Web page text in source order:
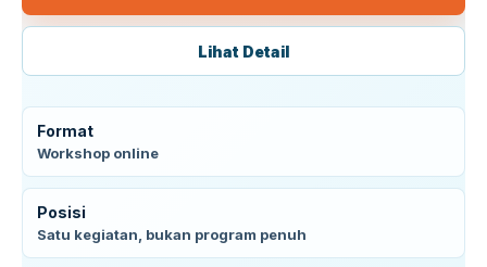
Lihat Detail
Format
Workshop online
Posisi
Satu kegiatan, bukan program penuh